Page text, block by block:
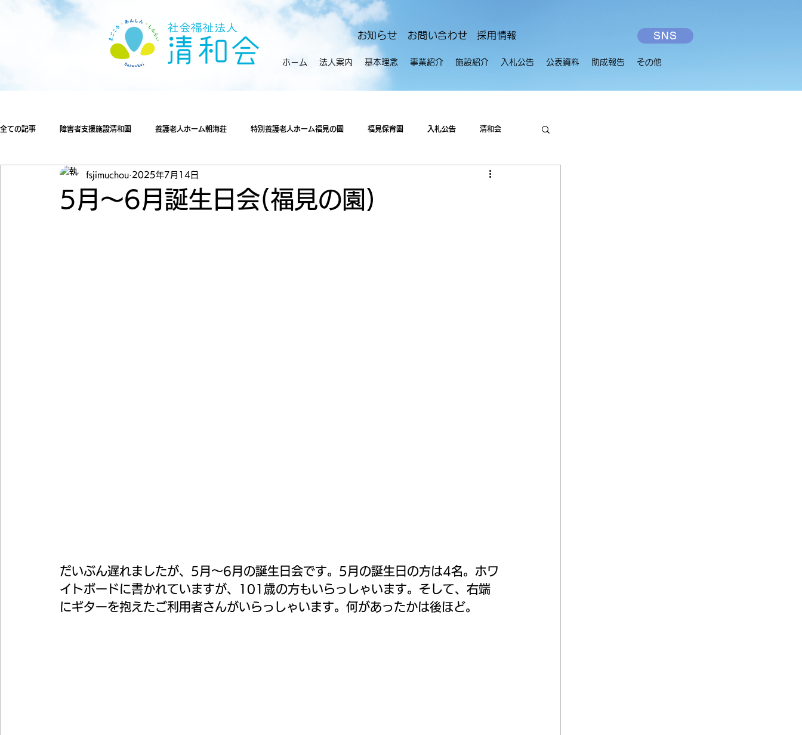
​お知らせ お問い合わせ 採用情報 SNS
ホーム 法人案内 基本理念 事業紹介 施設紹介 入札公告 公表資料 助成報告 その他
全ての記事 障害者支援施設清和園 養護老人ホーム朝海荘 特別養護老人ホーム福見の園 福見保育園 入札公告 清和会
5月～6月誕生日会(福見の園)
fsjimuchou 2025年7月14日
だいぶん遅れましたが、5月～6月の誕生日会です。5月の誕生日の方は4名。ホワ
イトボードに書かれていますが、101歳の方もいらっしゃいます。そして、右端
にギターを抱えたご利用者さんがいらっしゃいます。何があったかは後ほど。